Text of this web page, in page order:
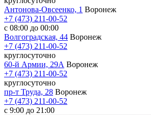
Антонова-Овсеенко, 1 Воронеж
+7 (473) 211-00-52
с 08:00 до 00:00
Волгоградская, 44 Воронеж
+7 (473) 211-00-52
круглосуточно
60-й Армии, 29А Воронеж
+7 (473) 211-00-52
круглосуточно
пр-т Труда, 28 Воронеж
+7 (473) 211-00-52
c 9:00 до 21:00